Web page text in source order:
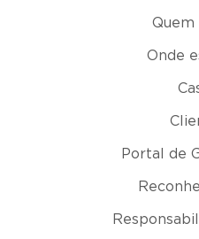
Quem
Onde
Portal de